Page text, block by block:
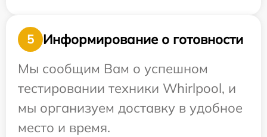
5
Информирование о готовности
Мы сообщим Вам о успешном
тестировании техники Whirlpool, и
мы организуем доставку в удобное
место и время.